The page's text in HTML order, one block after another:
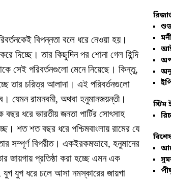
বিপন্নতা বলে ধরে নেওয়া হয়।
দিচ্ছে। তার কিছুদিন পর শোনা গেল হিন্দি
সেই পরিবর্তনগুলো মেনে নিয়েছে। কিন্তু,
তার চরিত্র আলাদা। এই পরিবর্তনগুলো
যেমন রামনবমী, অথবা হনুমানজয়ন্তী।
ধরে ভারতীয় জনতা পার্টির সোৎসাহ
শত শত বছর ধরে পশ্চিমবাংলায় রামের যে
সম্পূর্ণ বিপরীত। একইরকমভাবে, হনুমানের
জায়গায় প্রতিষ্ঠা করা হচ্ছে এমন এক
যুগ যুগ ধরে চলে আসা নমস্কারের জায়গা
স্টিম